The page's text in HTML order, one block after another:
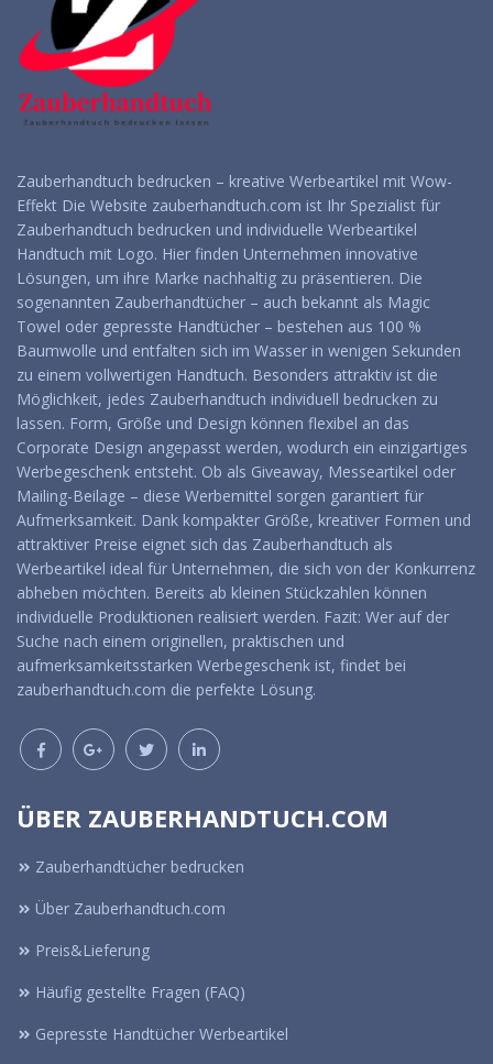
Zauberhandtuch bedrucken – kreative Werbeartikel mit Wow-
Effekt Die Website zauberhandtuch.com ist Ihr Spezialist für
Zauberhandtuch bedrucken und individuelle Werbeartikel
Handtuch mit Logo. Hier finden Unternehmen innovative
Lösungen, um ihre Marke nachhaltig zu präsentieren. Die
sogenannten Zauberhandtücher – auch bekannt als Magic
Towel oder gepresste Handtücher – bestehen aus 100 %
Baumwolle und entfalten sich im Wasser in wenigen Sekunden
zu einem vollwertigen Handtuch. Besonders attraktiv ist die
Möglichkeit, jedes Zauberhandtuch individuell bedrucken zu
lassen. Form, Größe und Design können flexibel an das
Corporate Design angepasst werden, wodurch ein einzigartiges
Werbegeschenk entsteht. Ob als Giveaway, Messeartikel oder
Mailing-Beilage – diese Werbemittel sorgen garantiert für
Aufmerksamkeit. Dank kompakter Größe, kreativer Formen und
attraktiver Preise eignet sich das Zauberhandtuch als
Werbeartikel ideal für Unternehmen, die sich von der Konkurrenz
abheben möchten. Bereits ab kleinen Stückzahlen können
individuelle Produktionen realisiert werden. Fazit: Wer auf der
Suche nach einem originellen, praktischen und
aufmerksamkeitsstarken Werbegeschenk ist, findet bei
zauberhandtuch.com die perfekte Lösung.
ÜBER ZAUBERHANDTUCH.COM
Zauberhandtücher bedrucken
Über Zauberhandtuch.com
Preis&Lieferung
Häufig gestellte Fragen (FAQ)
Gepresste Handtücher Werbeartikel